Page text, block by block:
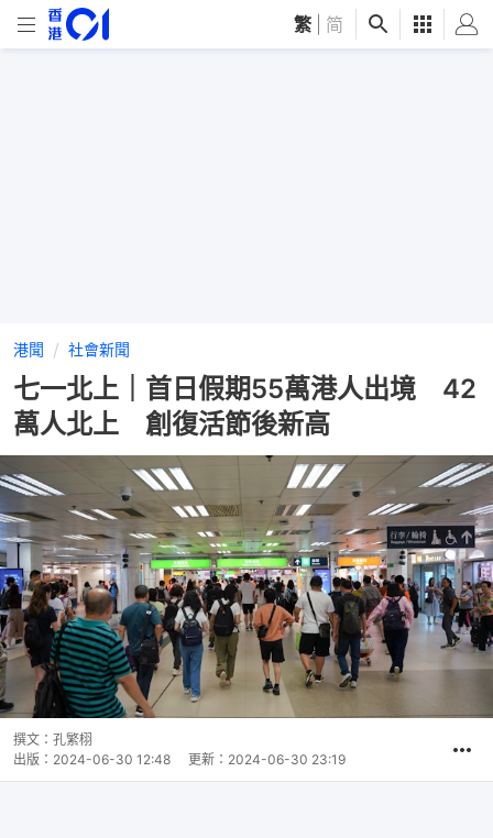
繁 简
港聞 社會新聞
七一北上｜首日假期55萬港人出境 42
萬人北上 創復活節後新高
撰文： 孔繁栩
出版： 2024-06-30 12:48 更新： 2024-06-30 23:19